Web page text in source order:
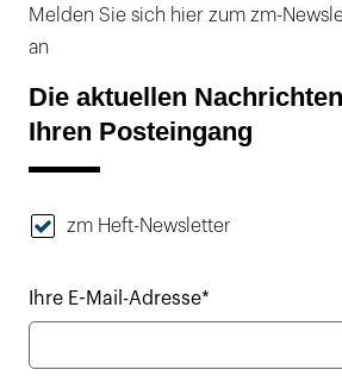
Melden Sie sich hier zum zm-
an
Die aktuellen
Ihren Posteingang
zm Heft-Newsletter
Ihre E-Mail-Adresse*